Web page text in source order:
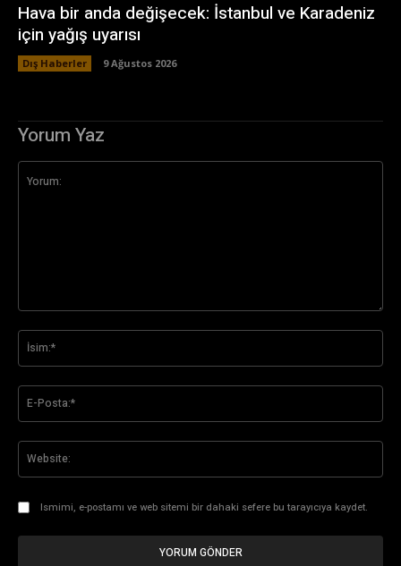
Hava bir anda değişecek: İstanbul ve Karadeniz
için yağış uyarısı
Dış Haberler 9 Ağustos 2026
Yorum Yaz
Ismimi, e-postamı ve web sitemi bir dahaki sefere bu tarayıcıya kaydet.